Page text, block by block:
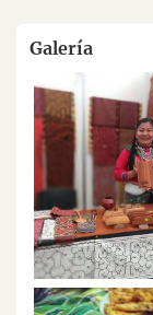
Galería